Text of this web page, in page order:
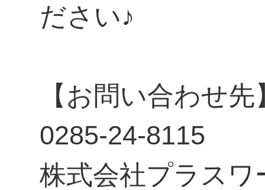
ださい♪
【お問い合わせ先
0285-24-8115
株式会社プラスワ